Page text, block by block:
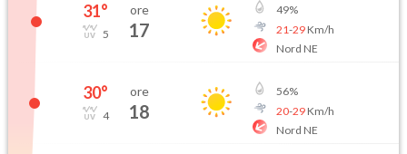
31°
5
ore
17
49%
21-29Km/h
Nord NE
30°
4
ore
18
56%
20-29Km/h
Nord NE